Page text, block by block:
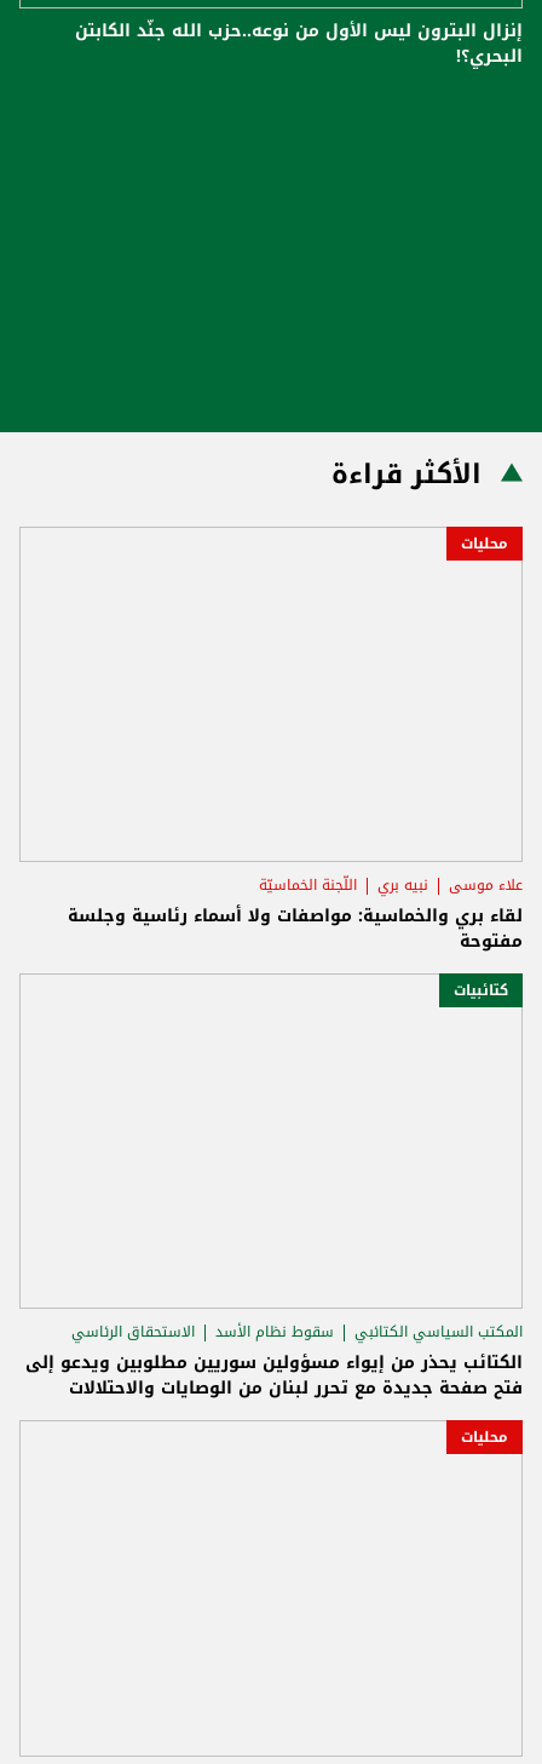
إنزال البترون ليس الأول من نوعه..حزب الله جنّد الكابتن
البحري؟!
الأكثر قراءة
محليات
علاء موسى نبيه بري اللّجنة الخماسيّة
لقاء بري والخماسية: مواصفات ولا أسماء رئاسية وجلسة
مفتوحة
كتائبيات
المكتب السياسي الكتائبي سقوط نظام الأسد الاستحقاق الرئاسي
الكتائب يحذر من إيواء مسؤولين سوريين مطلوبين ويدعو إلى
فتح صفحة جديدة مع تحرر لبنان من الوصايات والاحتلالات
محليات